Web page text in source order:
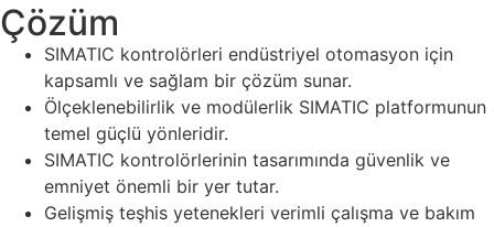
Çözüm
SIMATIC kontrolörleri endüstriyel otomasyon için
kapsamlı ve sağlam bir çözüm sunar.
Ölçeklenebilirlik ve modülerlik SIMATIC platformunun
temel güçlü yönleridir.
SIMATIC kontrolörlerinin tasarımında güvenlik ve
emniyet önemli bir yer tutar.
Gelişmiş teşhis yetenekleri verimli çalışma ve bakım